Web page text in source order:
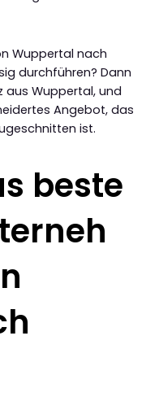
Wuppertal nach
durchführen? Dann
aus Wuppertal, und
Angebot, das
ist.
beste